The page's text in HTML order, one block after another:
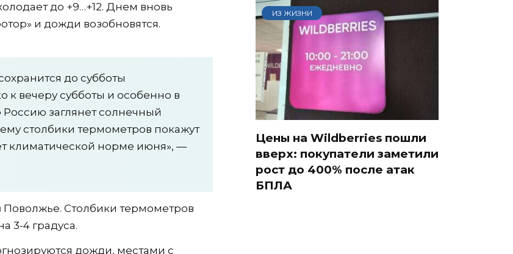
до +9…+12. Днем вновь
и дожди возобновятся.
до субботы
к вечеру субботы и особенно в
заглянет солнечный
столбики термометров покажут
климатической норме июня», —
Поволжье. Столбики термометров
3-4 градуса.
дожди, местами с
ИЗ ЖИЗНИ
Цены на Wildberries пошли
вверх: покупатели заметили
рост до 400% после атак
БПЛА